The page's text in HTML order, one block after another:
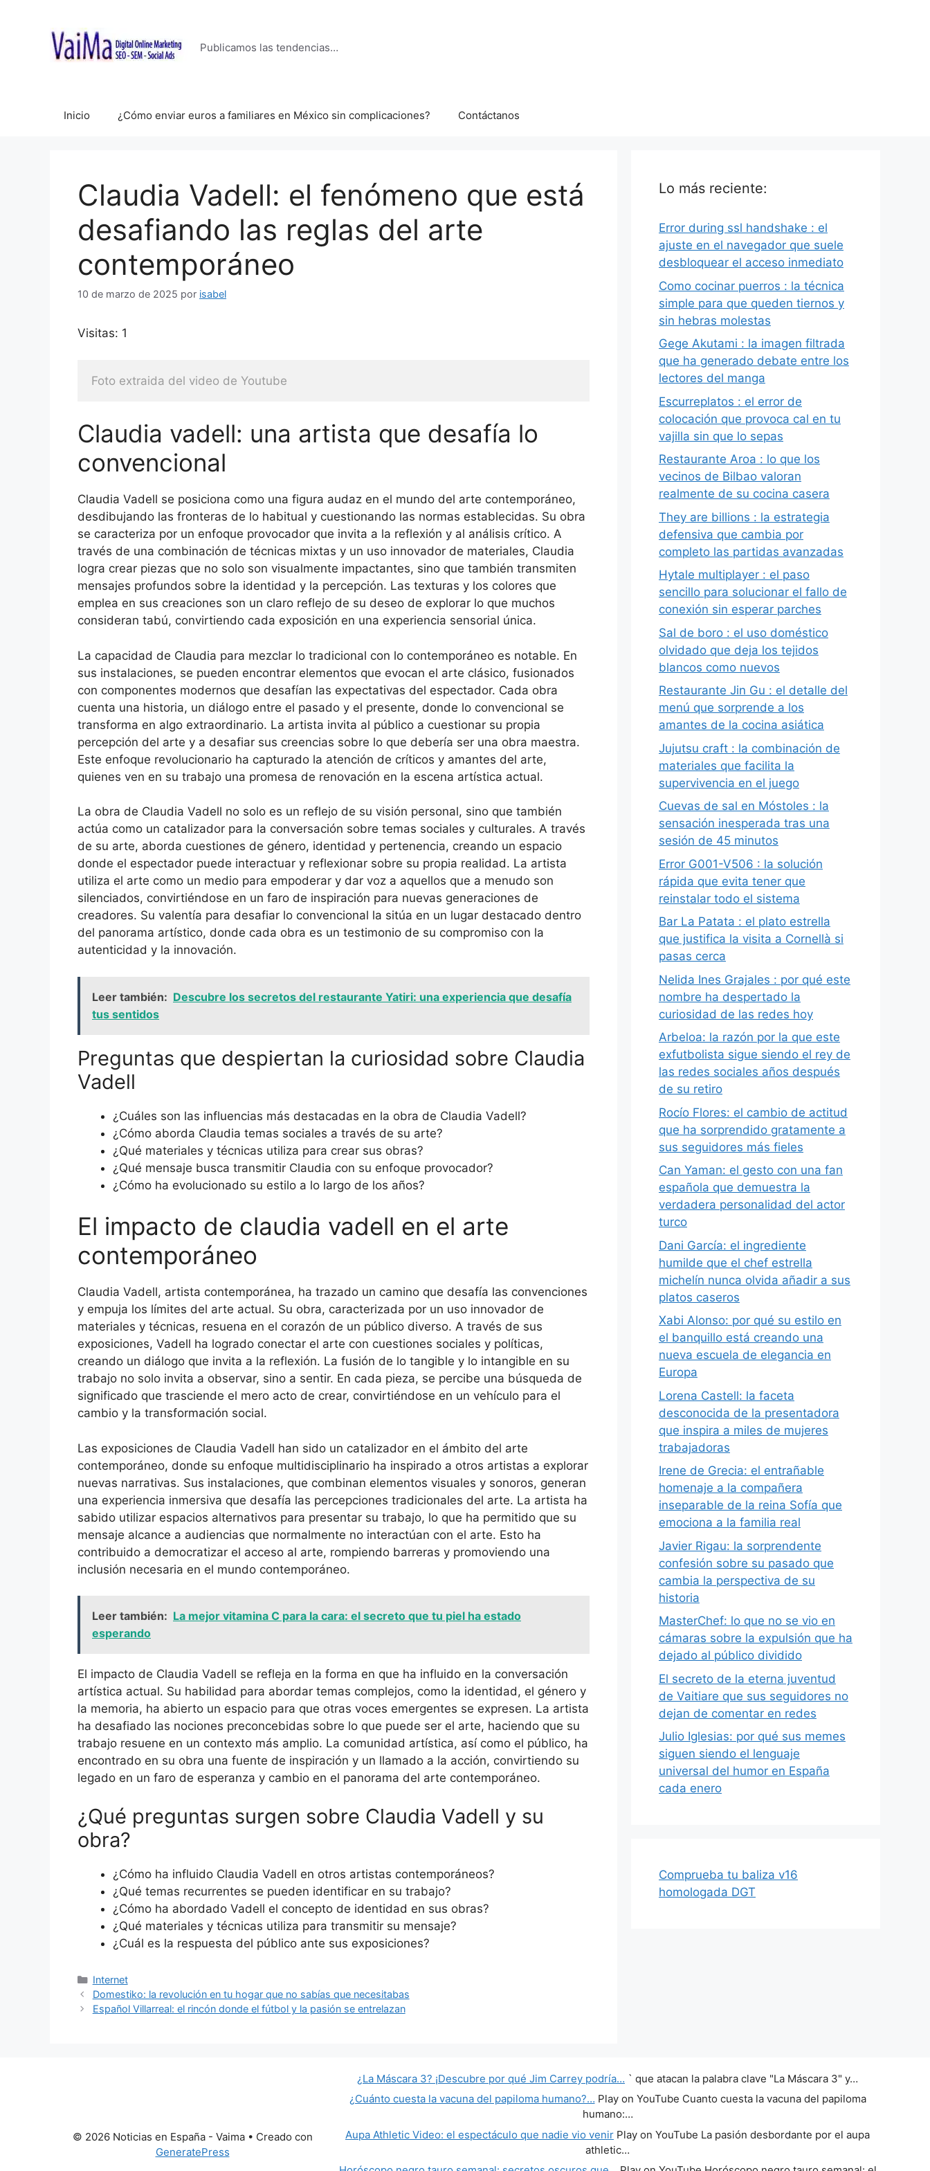
contenido
Publicamos las tendencias…
Inicio ¿Cómo enviar euros a familiares en México sin complicaciones? Contáctanos
Claudia Vadell: el fenómeno que está
desafiando las reglas del arte
contemporáneo
10 de marzo de 2025 por isabel
Visitas: 1
Foto extraida del video de Youtube
Claudia vadell: una artista que desafía lo
convencional
Claudia Vadell se posiciona como una figura audaz en el mundo del arte contemporáneo,
desdibujando las fronteras de lo habitual y cuestionando las normas establecidas. Su obra
se caracteriza por un enfoque provocador que invita a la reflexión y al análisis crítico. A
través de una combinación de técnicas mixtas y un uso innovador de materiales, Claudia
logra crear piezas que no solo son visualmente impactantes, sino que también transmiten
mensajes profundos sobre la identidad y la percepción. Las texturas y los colores que
emplea en sus creaciones son un claro reflejo de su deseo de explorar lo que muchos
consideran tabú, convirtiendo cada exposición en una experiencia sensorial única.
La capacidad de Claudia para mezclar lo tradicional con lo contemporáneo es notable. En
sus instalaciones, se pueden encontrar elementos que evocan el arte clásico, fusionados
con componentes modernos que desafían las expectativas del espectador. Cada obra
cuenta una historia, un diálogo entre el pasado y el presente, donde lo convencional se
transforma en algo extraordinario. La artista invita al público a cuestionar su propia
percepción del arte y a desafiar sus creencias sobre lo que debería ser una obra maestra.
Este enfoque revolucionario ha capturado la atención de críticos y amantes del arte,
quienes ven en su trabajo una promesa de renovación en la escena artística actual.
La obra de Claudia Vadell no solo es un reflejo de su visión personal, sino que también
actúa como un catalizador para la conversación sobre temas sociales y culturales. A través
de su arte, aborda cuestiones de género, identidad y pertenencia, creando un espacio
donde el espectador puede interactuar y reflexionar sobre su propia realidad. La artista
utiliza el arte como un medio para empoderar y dar voz a aquellos que a menudo son
silenciados, convirtiéndose en un faro de inspiración para nuevas generaciones de
creadores. Su valentía para desafiar lo convencional la sitúa en un lugar destacado dentro
del panorama artístico, donde cada obra es un testimonio de su compromiso con la
autenticidad y la innovación.
Leer también: Descubre los secretos del restaurante Yatiri: una experiencia que desafía
tus sentidos
Preguntas que despiertan la curiosidad sobre Claudia
Vadell
¿Cuáles son las influencias más destacadas en la obra de Claudia Vadell?
¿Cómo aborda Claudia temas sociales a través de su arte?
¿Qué materiales y técnicas utiliza para crear sus obras?
¿Qué mensaje busca transmitir Claudia con su enfoque provocador?
¿Cómo ha evolucionado su estilo a lo largo de los años?
El impacto de claudia vadell en el arte
contemporáneo
Claudia Vadell, artista contemporánea, ha trazado un camino que desafía las convenciones
y empuja los límites del arte actual. Su obra, caracterizada por un uso innovador de
materiales y técnicas, resuena en el corazón de un público diverso. A través de sus
exposiciones, Vadell ha logrado conectar el arte con cuestiones sociales y políticas,
creando un diálogo que invita a la reflexión. La fusión de lo tangible y lo intangible en su
trabajo no solo invita a observar, sino a sentir. En cada pieza, se percibe una búsqueda de
significado que trasciende el mero acto de crear, convirtiéndose en un vehículo para el
cambio y la transformación social.
Las exposiciones de Claudia Vadell han sido un catalizador en el ámbito del arte
contemporáneo, donde su enfoque multidisciplinario ha inspirado a otros artistas a explorar
nuevas narrativas. Sus instalaciones, que combinan elementos visuales y sonoros, generan
una experiencia inmersiva que desafía las percepciones tradicionales del arte. La artista ha
sabido utilizar espacios alternativos para presentar su trabajo, lo que ha permitido que su
mensaje alcance a audiencias que normalmente no interactúan con el arte. Esto ha
contribuido a democratizar el acceso al arte, rompiendo barreras y promoviendo una
inclusión necesaria en el mundo contemporáneo.
Leer también: La mejor vitamina C para la cara: el secreto que tu piel ha estado
esperando
El impacto de Claudia Vadell se refleja en la forma en que ha influido en la conversación
artística actual. Su habilidad para abordar temas complejos, como la identidad, el género y
la memoria, ha abierto un espacio para que otras voces emergentes se expresen. La artista
ha desafiado las nociones preconcebidas sobre lo que puede ser el arte, haciendo que su
trabajo resuene en un contexto más amplio. La comunidad artística, así como el público, ha
encontrado en su obra una fuente de inspiración y un llamado a la acción, convirtiendo su
legado en un faro de esperanza y cambio en el panorama del arte contemporáneo.
¿Qué preguntas surgen sobre Claudia Vadell y su
obra?
¿Cómo ha influido Claudia Vadell en otros artistas contemporáneos?
¿Qué temas recurrentes se pueden identificar en su trabajo?
¿Cómo ha abordado Vadell el concepto de identidad en sus obras?
¿Qué materiales y técnicas utiliza para transmitir su mensaje?
¿Cuál es la respuesta del público ante sus exposiciones?
Categorías
Internet
Domestiko: la revolución en tu hogar que no sabías que necesitabas
Español Villarreal: el rincón donde el fútbol y la pasión se entrelazan
Lo más reciente:
Error during ssl handshake : el
ajuste en el navegador que suele
desbloquear el acceso inmediato
Como cocinar puerros : la técnica
simple para que queden tiernos y
sin hebras molestas
Gege Akutami : la imagen filtrada
que ha generado debate entre los
lectores del manga
Escurreplatos : el error de
colocación que provoca cal en tu
vajilla sin que lo sepas
Restaurante Aroa : lo que los
vecinos de Bilbao valoran
realmente de su cocina casera
They are billions : la estrategia
defensiva que cambia por
completo las partidas avanzadas
Hytale multiplayer : el paso
sencillo para solucionar el fallo de
conexión sin esperar parches
Sal de boro : el uso doméstico
olvidado que deja los tejidos
blancos como nuevos
Restaurante Jin Gu : el detalle del
menú que sorprende a los
amantes de la cocina asiática
Jujutsu craft : la combinación de
materiales que facilita la
supervivencia en el juego
Cuevas de sal en Móstoles : la
sensación inesperada tras una
sesión de 45 minutos
Error G001-V506 : la solución
rápida que evita tener que
reinstalar todo el sistema
Bar La Patata : el plato estrella
que justifica la visita a Cornellà si
pasas cerca
Nelida Ines Grajales : por qué este
nombre ha despertado la
curiosidad de las redes hoy
Arbeloa: la razón por la que este
exfutbolista sigue siendo el rey de
las redes sociales años después
de su retiro
Rocío Flores: el cambio de actitud
que ha sorprendido gratamente a
sus seguidores más fieles
Can Yaman: el gesto con una fan
española que demuestra la
verdadera personalidad del actor
turco
Dani García: el ingrediente
humilde que el chef estrella
michelín nunca olvida añadir a sus
platos caseros
Xabi Alonso: por qué su estilo en
el banquillo está creando una
nueva escuela de elegancia en
Europa
Lorena Castell: la faceta
desconocida de la presentadora
que inspira a miles de mujeres
trabajadoras
Irene de Grecia: el entrañable
homenaje a la compañera
inseparable de la reina Sofía que
emociona a la familia real
Javier Rigau: la sorprendente
confesión sobre su pasado que
cambia la perspectiva de su
historia
MasterChef: lo que no se vio en
cámaras sobre la expulsión que ha
dejado al público dividido
El secreto de la eterna juventud
de Vaitiare que sus seguidores no
dejan de comentar en redes
Julio Iglesias: por qué sus memes
siguen siendo el lenguaje
universal del humor en España
cada enero
Comprueba tu baliza v16
homologada DGT
¿La Máscara 3? ¡Descubre por qué Jim Carrey podría… ` que atacan la palabra clave "La Máscara 3" y…
¿Cuánto cuesta la vacuna del papiloma humano?… Play on YouTube Cuanto cuesta la vacuna del papiloma
humano:…
Aupa Athletic Video: el espectáculo que nadie vio venir Play on YouTube La pasión desbordante por el aupa
athletic…
© 2026 Noticias en España - Vaima• Creado con
GeneratePress